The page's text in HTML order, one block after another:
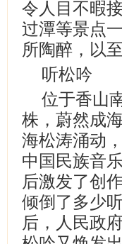
令人目不暇
过潭等景点
所陶醉，以
听松吟
位于香山
株，蔚然成
海松涛涌动
中国民族音
后激发了创
倾倒了多少
后，人民政